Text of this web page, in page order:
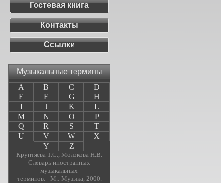
Гостевая книга
Контакты
Ссылки
Музыкальные термины
A
B C
D
E
F G
H
I
J K
L
M
N O
P
Q
R S
T
U
V W
X
Y
Z
Крунтяева Т.С., Молокова Н.В.
Словарь иностранных
музыкальных
терминов. - М.: Музыка, 2000.